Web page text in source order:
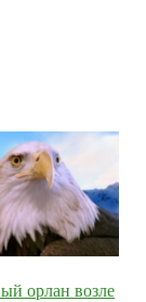
орлан возле